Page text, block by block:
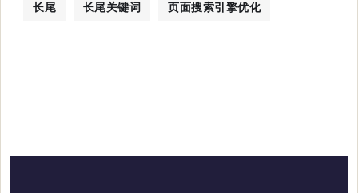
长尾 长尾关键词 页面搜索引擎优化